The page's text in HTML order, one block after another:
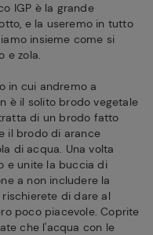
IGP è la grande
e la useremo in tutto
insieme come si
e zola.
in cui andremo a
è il solito brodo vegetale
di un brodo fatto
il brodo di arance
di acqua. Una volta
e unite la buccia di
a non includere la
di dare al
poco piacevole. Coprite
che l'acqua con le